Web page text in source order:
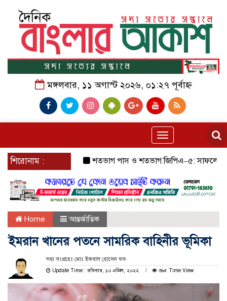
মঙ্গলবার, ১১ অগাস্ট ২০২৬, ০১:২৭ পূর্বাহ্ন
Toggle
navigation
শিরোনাম : শতভাগ পাস ও শতভাগ জিপিএ–৫: সাফল্যের ধারা
Home আন্তর্জাতিক
ইমরান খানের পতনে সামরিক বাহিনীর ভূমিকা
তথ্য সংগ্রহেঃ মোঃ ইকবাল হোসেন শুভ
Update Time : রবিবার, ১০ এপ্রিল, ২০২২
৩৯৫ Time View